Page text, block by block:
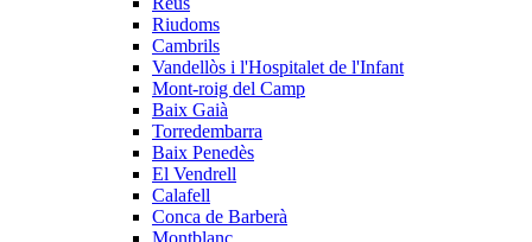
Riudoms
Cambrils
Vandellòs i l'Hospitalet de l'Infant
Mont-roig del Camp
Baix Gaià
Torredembarra
Baix Penedès
El Vendrell
Calafell
Conca de Barberà